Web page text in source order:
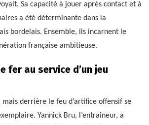
Sa capacité à jouer après contact et à
a été déterminante dans la
bordelais. Ensemble, ils incarnent le
française ambitieuse.
fer au service d’un jeu
mais derrière le feu d’artifice offensif se
Yannick Bru, l’entraîneur, a